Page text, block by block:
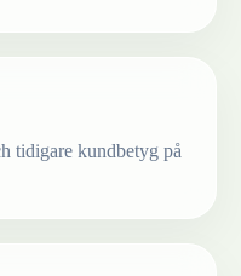
tidigare kundbetyg på